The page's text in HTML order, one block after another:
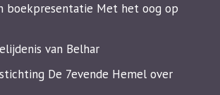
boekpresentatie Met het oog op
van Belhar
De 7evende Hemel over